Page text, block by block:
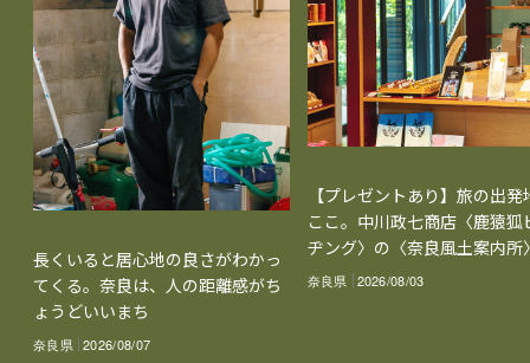
長くいると居心地の良さがわかっ
てくる。奈良は、人の距離感がち
ょうどいいまち
奈良県 2026/08/07
【プレゼントあり】旅の出発
ここ。中川政七商店〈鹿猿狐
ヂング〉の〈奈良風土案内所
奈良県 2026/08/03